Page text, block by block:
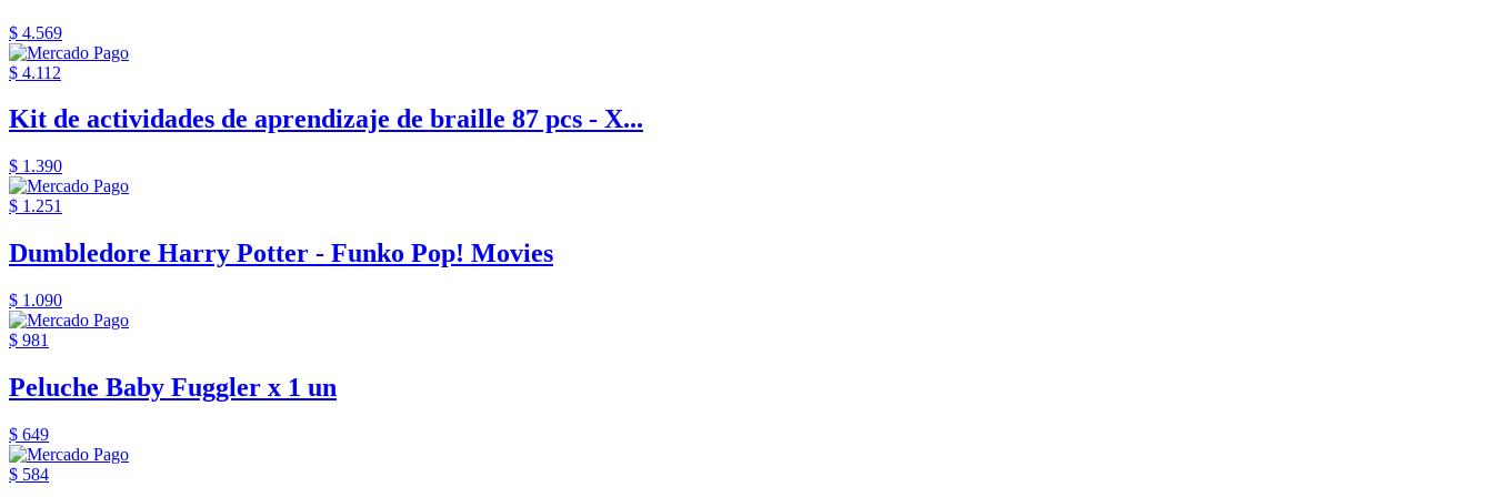
$ 4.569
$ 4.112
Kit de actividades de aprendizaje de braille 87 pcs - X...
$ 1.390
$ 1.251
Dumbledore Harry Potter - Funko Pop! Movies
$ 1.090
$ 981
Peluche Baby Fuggler x 1 un
$ 649
$ 584